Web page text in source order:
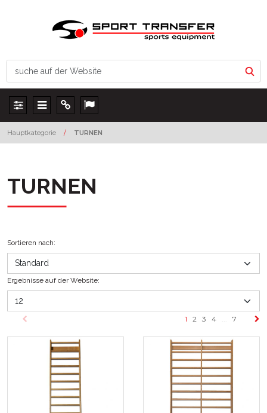
Panel Menu Info Lang
Hauptkategorie / TURNEN
TURNEN
Sortieren nach:
Ergebnisse auf der Website:
1 2 3 4 7